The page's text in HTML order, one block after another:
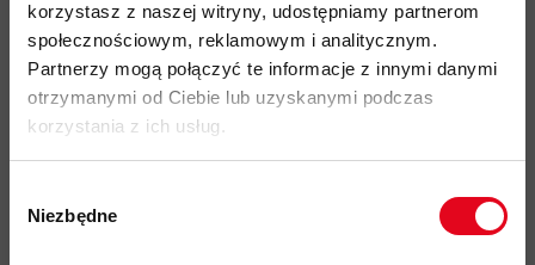
korzystasz z naszej witryny, udostępniamy partnerom
społecznościowym, reklamowym i analitycznym.
Partnerzy mogą połączyć te informacje z innymi danymi
otrzymanymi od Ciebie lub uzyskanymi podczas
korzystania z ich usług.
zgody
Niezbędne
Impregnat do